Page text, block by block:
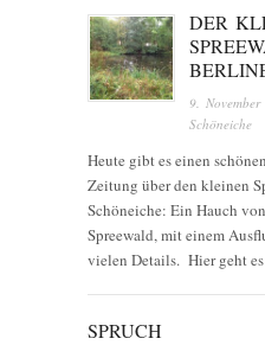
DER
9.
Schöneiche
Heute gibt es einen
Zeitung über den kleinen
Schöneiche: Ein Hauch
Spreewald, mit einem
vielen Details. Hier geht
SPRUCH